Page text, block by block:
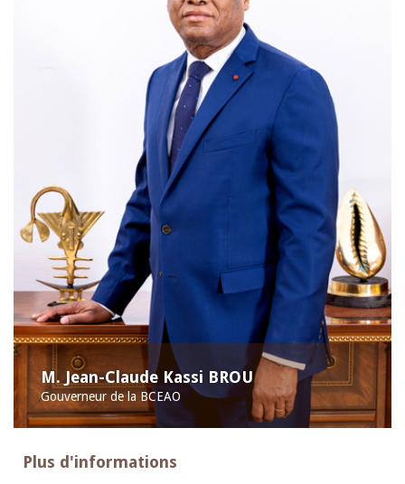
M. Jean-Claude Kassi BROU
Gouverneur de la BCEAO
Plus d'informations